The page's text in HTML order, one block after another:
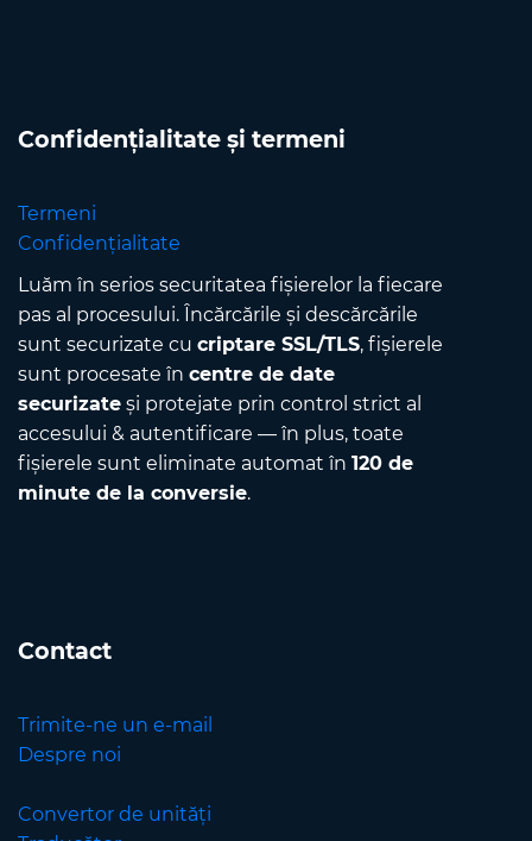
Confidențialitate și termeni
Termeni
Confidențialitate
Luăm în serios securitatea fișierelor la fiecare
pas al procesului. Încărcările și descărcările
sunt securizate cu criptare SSL/TLS, fișierele
sunt procesate în centre de date
securizate și protejate prin control strict al
accesului & autentificare — în plus, toate
fișierele sunt eliminate automat în 120 de
minute de la conversie.
Contact
Trimite-ne un e-mail
Despre noi
Convertor de unități